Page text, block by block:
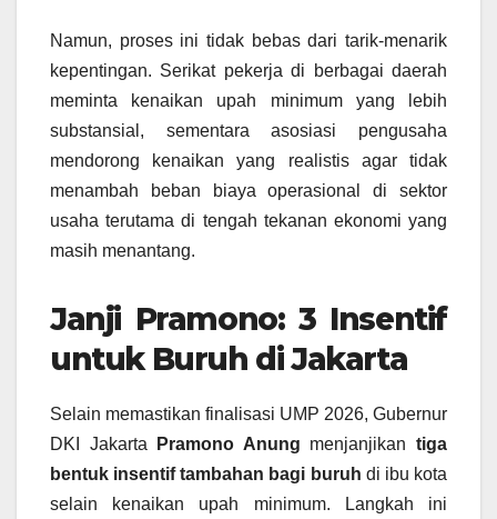
Namun, proses ini tidak bebas dari tarik‑menarik
kepentingan. Serikat pekerja di berbagai daerah
meminta kenaikan upah minimum yang lebih
substansial, sementara asosiasi pengusaha
mendorong kenaikan yang realistis agar tidak
menambah beban biaya operasional di sektor
usaha terutama di tengah tekanan ekonomi yang
masih menantang.
Janji Pramono: 3 Insentif
untuk Buruh di Jakarta
Selain memastikan finalisasi UMP 2026, Gubernur
DKI Jakarta
Pramono Anung menjanjikantiga
bentuk insentif tambahan bagi buruh di ibu kota
selain kenaikan upah minimum. Langkah ini